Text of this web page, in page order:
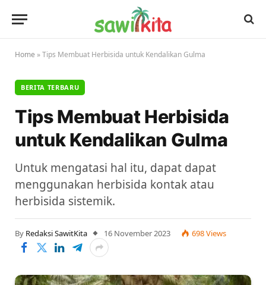
Home »Tips Membuat Herbisida untuk Kendalikan Gulma
BERITA TERBARU
Tips Membuat Herbisida
untuk Kendalikan Gulma
Untuk mengatasi hal itu, dapat dapat
menggunakan herbisida kontak atau
herbisida sistemik.
By Redaksi SawitKita 16 November 2023 698Views